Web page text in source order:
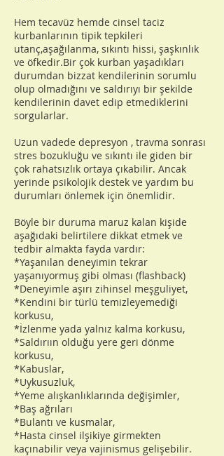
Hem tecavüz hemde cinsel taciz
kurbanlarının tipik tepkileri
utanç,aşağılanma, sıkıntı hissi, şaşkınlık
ve öfkedir.Bir çok kurban yaşadıkları
durumdan bizzat kendilerinin sorumlu
olup olmadığını ve saldırıyı bir şekilde
kendilerinin davet edip etmediklerini
sorgularlar.
Uzun vadede depresyon , travma sonrası
stres bozukluğu ve sıkıntı ile giden bir
çok rahatsızlık ortaya çıkabilir. Ancak
yerinde psikolojik destek ve yardım bu
durumları önlemek için önemlidir.
Böyle bir duruma maruz kalan kişide
aşağıdaki belirtilere dikkat etmek ve
tedbir almakta fayda vardır:
*Yaşanılan deneyimin tekrar
yaşanıyormuş gibi olması (flashback)
*Deneyimle aşırı zihinsel meşguliyet,
*Kendini bir türlü temizleyemediği
korkusu,
*İzlenme yada yalnız kalma korkusu,
*Saldırıın olduğu yere geri dönme
korkusu,
*Kabuslar,
*Uykusuzluk,
*Yeme alışkanlıklarında değişimler,
*Baş ağrıları
*Bulantı ve kusmalar,
*Hasta cinsel ilşikiye girmekten
kaçınabilir veya vajinismus gelişebilir.